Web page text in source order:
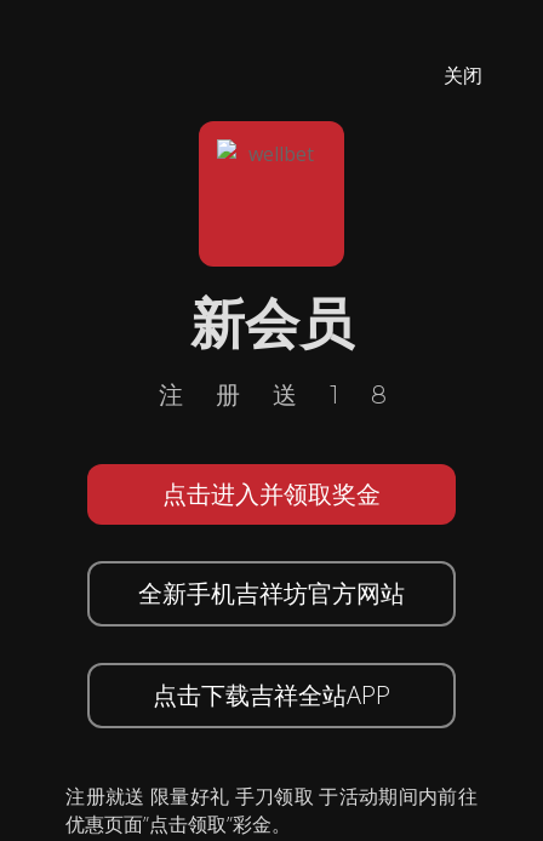
关闭
新会员
注册送18
点击进入并领取奖金
全新手机吉祥坊官方网站
点击下载吉祥全站APP
注册就送 限量好礼 手刀领取 于活动期间内前往
优惠页面”点击领取”彩金。